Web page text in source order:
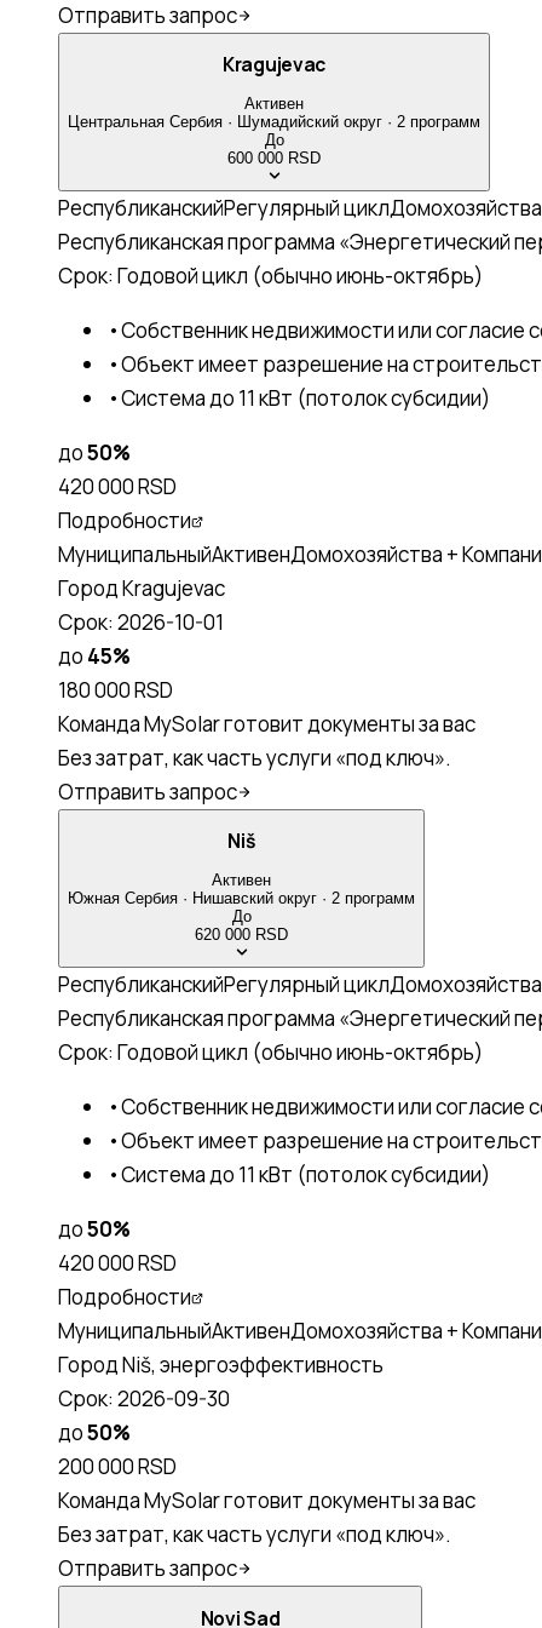
Отправить запрос
Kragujevac
Активен
Центральная Сербия · Шумадийский округ · 2 программ
До
600 000 RSD
РеспубликанскийРегулярный циклДомохозяйства
Республиканская программа «Энергетический
Срок: Годовой цикл (обычно июнь-октябрь)
•Собственник недвижимости или согласие
•Объект имеет разрешение на
•Система до 11 кВт (потолок субсидии)
до50%
420 000 RSD
Подробности
МуниципальныйАктивенДомохозяйства +
Город Kragujevac
Срок: 2026-10-01
до 45%
180 000 RSD
Команда MySolar готовит документы за вас
Без затрат, как часть услуги «под ключ».
Отправить запрос
Niš
Активен
Южная Сербия · Нишавский округ · 2 программ
До
620 000 RSD
РеспубликанскийРегулярный циклДомохозяйства
Республиканская программа «Энергетический
Срок: Годовой цикл (обычно июнь-октябрь)
•Собственник недвижимости или согласие
•Объект имеет разрешение на
•Система до 11 кВт (потолок субсидии)
до50%
420 000 RSD
Подробности
МуниципальныйАктивенДомохозяйства +
Город Niš, энергоэффективность
Срок: 2026-09-30
до50%
200 000 RSD
Команда MySolar готовит документы за вас
Без затрат, как часть услуги «под ключ».
Отправить запрос
Novi Sad